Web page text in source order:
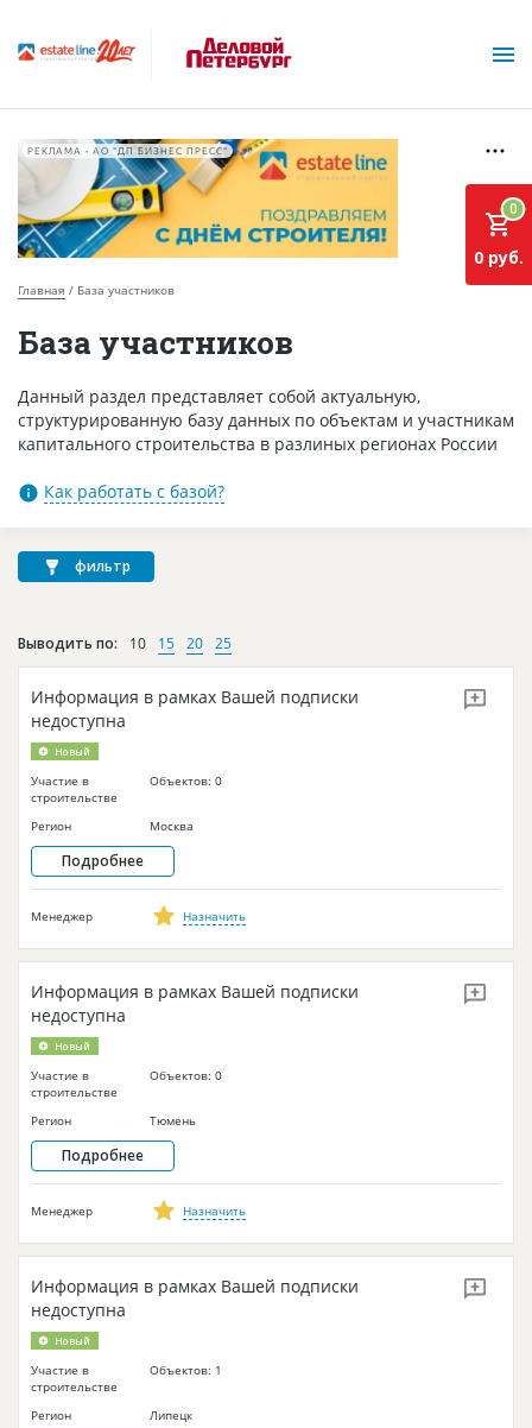
О проекте
База строящихся объектов
Глоссарий
Новости
Пресс-релизы
Контакты
Личный кабинет
РЕКЛАМА • АО "ДП БИЗНЕС ПРЕСС"
Главная База участников
База участников
Данный раздел представляет собой актуальную,
структурированную базу данных по объектам и участникам
капитального строительства в разлиных регионах России
Как работать с базой?
0
0 руб.
фильтр
Выводить по: 10 15 20 25
Новый
Информация в рамках Вашей подписки
недоступна
Участие в
строительстве
Объектов: 0
Регион Москва
Подробнее
Менеджер Назначить
Новый
Информация в рамках Вашей подписки
недоступна
Участие в
строительстве
Объектов: 0
Регион Тюмень
Подробнее
Менеджер Назначить
Новый
Информация в рамках Вашей подписки
недоступна
Участие в
строительстве
Объектов: 1
Регион Липецк